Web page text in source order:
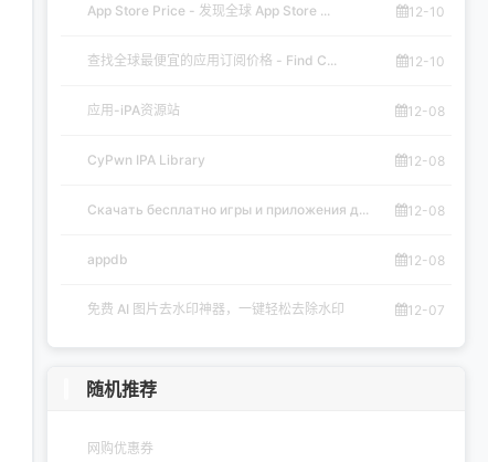
App Store Price - 发现全球 App Store ... 12-10
查找全球最便宜的应用订阅价格 - Find C... 12-10
应用-iPA资源站 12-08
CyPwn IPA Library 12-08
Скачать бесплатно игры и приложения д... 12-08
appdb 12-08
免费 AI 图片去水印神器，一键轻松去除水印 12-07
随机推荐
网购优惠券